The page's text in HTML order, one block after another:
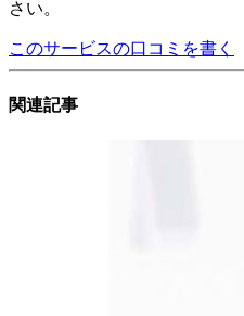
さい。
このサービスの口コミを書く
関連記事